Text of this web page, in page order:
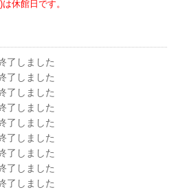
休館日です。
了しました
了しました
了しました
了しました
了しました
了しました
了しました
了しました
了しました